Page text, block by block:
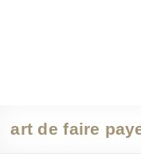
art de faire